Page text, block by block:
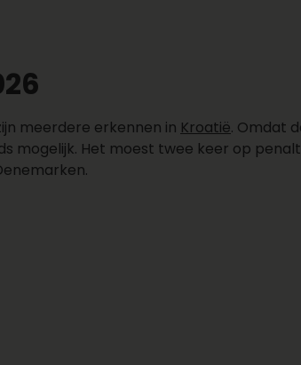
meerdere erkennen in Kroatië. Omdat
mogelijk. Het moest twee keer op